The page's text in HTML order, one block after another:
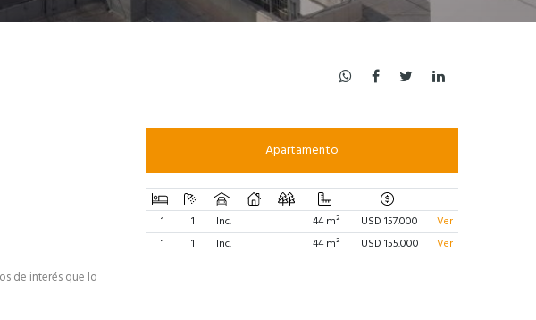
de interés que lo
Apartamento
1 1 Inc. 44 m² USD 157.000
Ver
1
1 Inc. 44 m² USD 155.000 Ver